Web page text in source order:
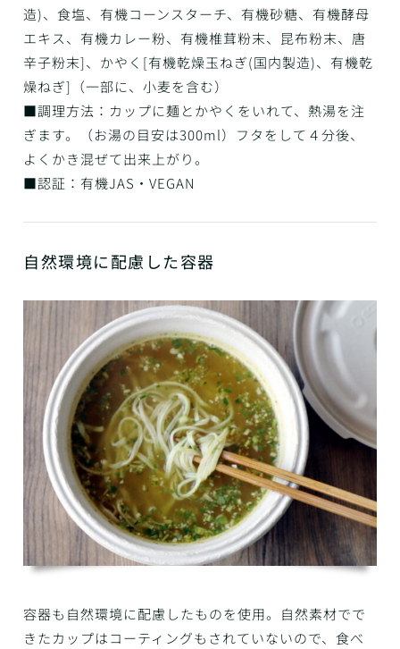
造)、食塩、有機コーンスターチ、有機砂糖、有機酵母
エキス、有機カレー粉、有機椎茸粉末、昆布粉末、唐
辛子粉末]、かやく[有機乾燥玉ねぎ(国内製造)、有機乾
燥ねぎ]（一部に、小麦を含む）
■調理方法：カップに麺とかやくをいれて、熱湯を注
ぎます。（お湯の目安は300ml）フタをして４分後、
よくかき混ぜて出来上がり。
■認証：有機JAS・VEGAN
自然環境に配慮した容器
容器も自然環境に配慮したものを使用。自然素材でで
きたカップはコーティングもされていないので、食べ